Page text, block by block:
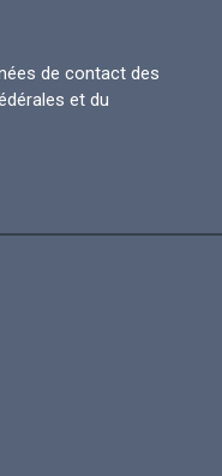
de contact des
et du